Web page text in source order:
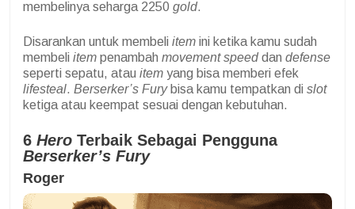
membelinya seharga 2250 gold.
Disarankan untuk membeli item ini ketika kamu sudah
membeli item penambah movement speeddan defense
seperti sepatu, atau item yang bisa memberi efek
lifesteal. Berserker’s Furybisa kamu tempatkan di slot
ketiga atau keempat sesuai dengan kebutuhan.
6 Hero Terbaik Sebagai Pengguna
Berserker’s Fury
Roger